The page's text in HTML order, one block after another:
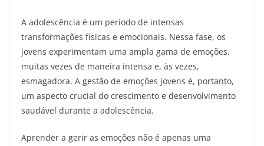
A adolescência é um período de intensas
transformações físicas e emocionais. Nessa fase, os
jovens experimentam uma ampla gama de emoções,
muitas vezes de maneira intensa e, às vezes,
esmagadora. A gestão de emoções jovens é, portanto,
um aspecto crucial do crescimento e desenvolvimento
saudável durante a adolescência.
Aprender a gerir as emoções não é apenas uma